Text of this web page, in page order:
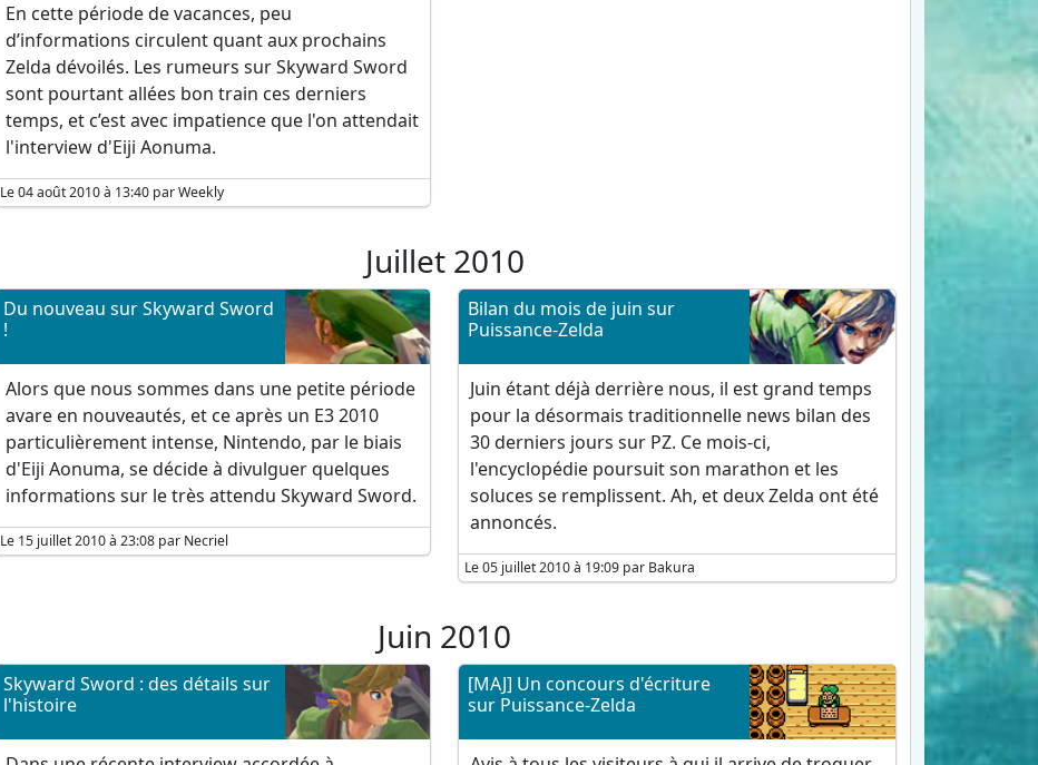
En cette période de vacances, peu
d’informations circulent quant aux prochains
Zelda dévoilés. Les rumeurs sur Skyward Sword
sont pourtant allées bon train ces derniers
temps, et c’est avec impatience que l'on attendait
l'interview d'Eiji Aonuma.
Le 04 août 2010 à 13:40 par Weekly
Juillet 2010
Du nouveau sur Skyward Sword
!
Alors que nous sommes dans une petite période
avare en nouveautés, et ce après un E3 2010
particulièrement intense, Nintendo, par le biais
d'Eiji Aonuma, se décide à divulguer quelques
informations sur le très attendu Skyward Sword.
Le 15 juillet 2010 à 23:08 par Necriel
Bilan du mois de juin sur
Puissance-Zelda
Juin étant déjà derrière nous, il est grand temps
pour la désormais traditionnelle news bilan des
30 derniers jours sur PZ. Ce mois-ci,
l'encyclopédie poursuit son marathon et les
soluces se remplissent. Ah, et deux Zelda ont été
annoncés.
Le 05 juillet 2010 à 19:09 par Bakura
Juin 2010
Skyward Sword : des détails sur
l'histoire
[MAJ] Un concours d'écriture
sur Puissance-Zelda